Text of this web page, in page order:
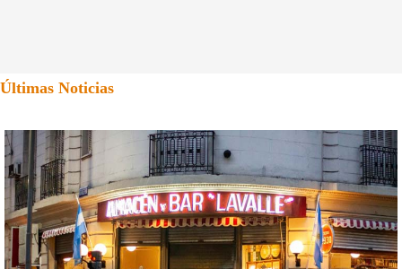
Últimas Noticias